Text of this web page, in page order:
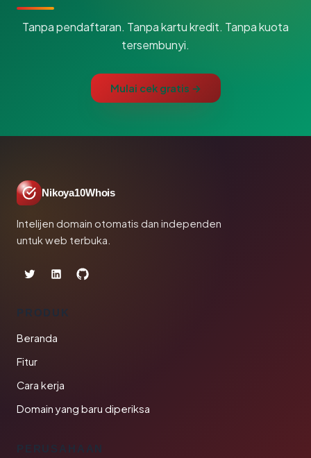
Tanpa pendaftaran. Tanpa kartu kredit. Tanpa kuota
tersembunyi.
Mulai cek gratis →
Nikoya10Whois
Intelijen domain otomatis dan independen
untuk web terbuka.
PRODUK
Beranda
Fitur
Cara kerja
Domain yang baru diperiksa
PERUSAHAAN